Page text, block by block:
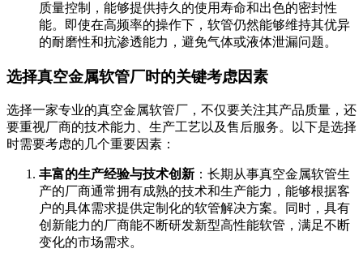
质量控制，能够提供持久的使用寿命和出色的密封性
能。即使在高频率的操作下，软管仍然能够维持其优异
的耐磨性和抗渗透能力，避免气体或液体泄漏问题。
选择真空金属软管厂时的关键考虑因素
选择一家专业的真空金属软管厂，不仅要关注其产品质量，还
要重视厂商的技术能力、生产工艺以及售后服务。以下是选择
时需要考虑的几个重要因素：
丰富的生产经验与技术创新 ：长期从事真空金属软管生
产的厂商通常拥有成熟的技术和生产能力，能够根据客
户的具体需求提供定制化的软管解决方案。同时，具有
创新能力的厂商能不断研发新型高性能软管，满足不断
变化的市场需求。